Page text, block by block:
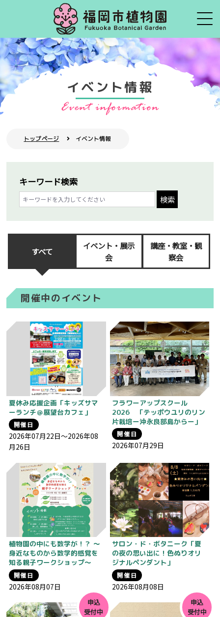
イベント情報
トップページ イベント情報
キーワード検索
検索
すべて
イベント・展示
会
講座・教室・観
察会
開催中のイベント
夏休み応援企画「キッズサマ
ーランチ＠展望台カフェ」
開催日
2026年07月22日～2026年08
月26日
フラワーアップスクール
2026 「テッポウユリのリン
片栽培ー沖永良部島からー」
開催日
2026年07月29日
植物園の中にも数学が！？ 〜
身近なものから数学的感覚を
知る親子ワークショップ〜
開催日
2026年08月07日
サロン・ド・ボタニーク「夏
の夜の思い出に！色ぬりオリ
ジナルペンダント」
開催日
2026年08月08日
申込
受付中
申込
受付中